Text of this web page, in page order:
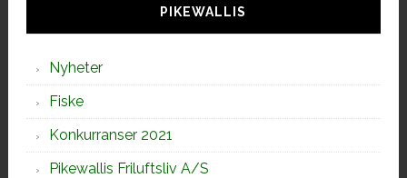
PIKEWALLIS
Nyheter
Fiske
Konkurranser 2021
Pikewallis Friluftsliv A/S